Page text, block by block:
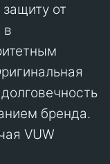
от
в
бренда.
VUW